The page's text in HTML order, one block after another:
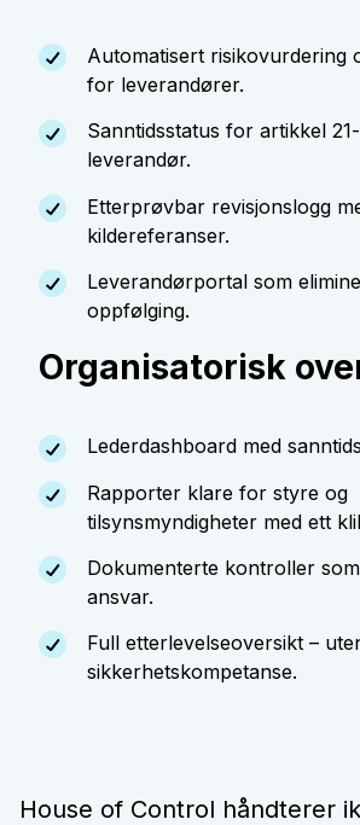
Automatisert risikovurdering
for leverandører.
Sanntidsstatus for artikkel
leverandør.
Etterprøvbar revisjonslogg
kildereferanser.
Leverandørportal som
oppfølging.
Organisatorisk
Lederdashboard med
Rapporter klare for styre og
tilsynsmyndigheter med ett
Dokumenterte kontroller
ansvar.
Full etterlevelseoversikt –
sikkerhetskompetanse.
House of Control håndterer